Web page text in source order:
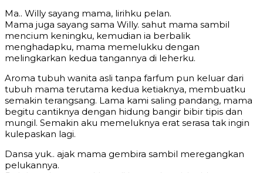
Ma.. Willy sayang mama, lirihku pelan.
Mama juga sayang sama Willy. sahut mama sambil
mencium keningku, kemudian ia berbalik
menghadapku, mama memelukku dengan
melingkarkan kedua tangannya di leherku.
Aroma tubuh wanita asli tanpa farfum pun keluar dari
tubuh mama terutama kedua ketiaknya, membuatku
semakin terangsang. Lama kami saling pandang, mama
begitu cantiknya dengan hidung bangir bibir tipis dan
mungil. Semakin aku memeluknya erat serasa tak ingin
kulepaskan lagi.
Dansa yuk.. ajak mama gembira sambil meregangkan
pelukannya.